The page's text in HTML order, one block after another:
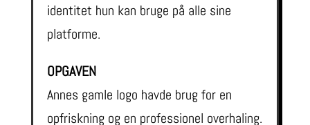
identitet hun kan bruge på alle sine
platforme.
OPGAVEN
Annes gamle logo havde brug for en
opfriskning og en professionel overhaling.